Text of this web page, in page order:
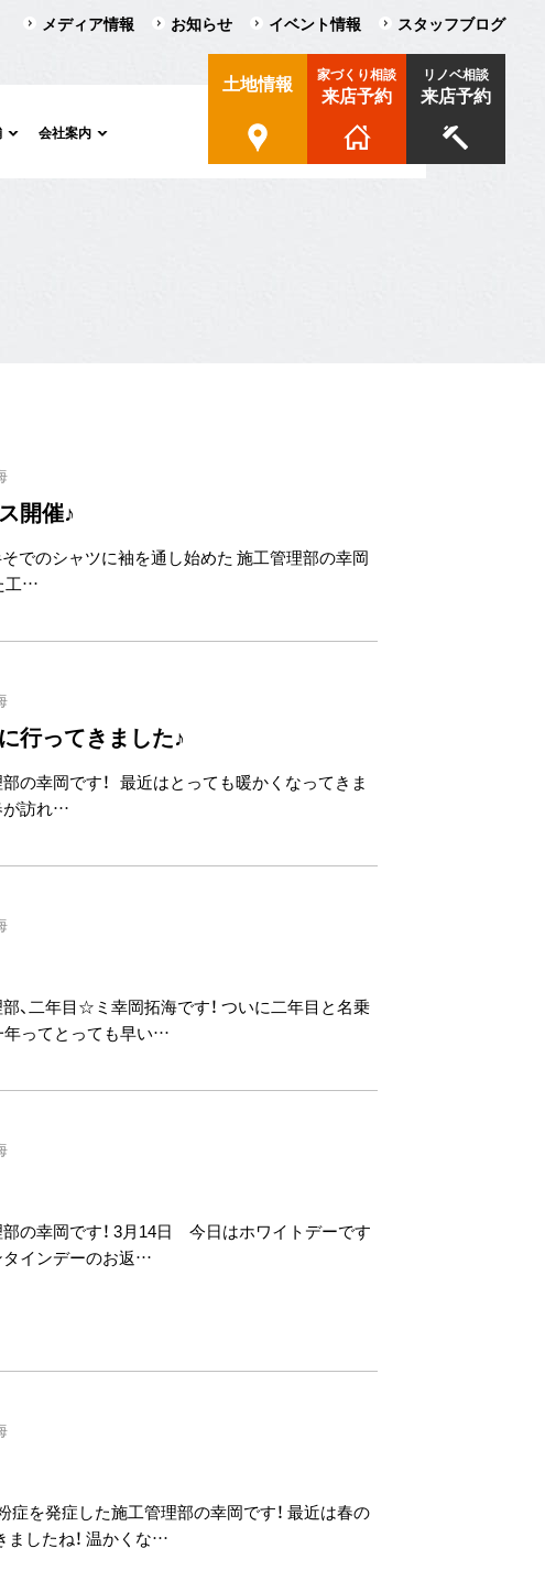
会社案内
土地情報 家づくり相談
来店予約
リノベ相談
来店予約
メディア情報 お知らせ イベント情報 スタッフブログ
開催♪
そでのシャツに袖を通し始めた 施工管理部の幸岡
工…
行ってきました♪
部の幸岡です！ 最近はとっても暖かくなってきま
が訪れ…
部、二年目☆ミ幸岡拓海です！ ついに二年目と名乗
年ってとっても早い…
部の幸岡です！ 3月14日 今日はホワイトデーです
タインデーのお返…
症を発症した施工管理部の幸岡です！ 最近は春の
したね！ 温かくな…